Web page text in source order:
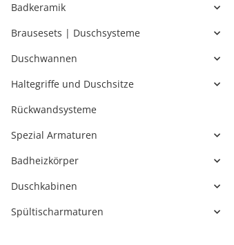
Badkeramik
Brausesets | Duschsysteme
Duschwannen
Haltegriffe und Duschsitze
Rückwandsysteme
Spezial Armaturen
Badheizkörper
Duschkabinen
Spültischarmaturen